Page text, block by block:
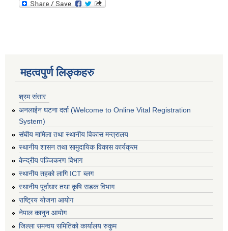
महत्वपुर्ण लिङ्कहरु
श्रम संसार
अनलाईन घटना दर्ता (Welcome to Online Vital Registration
System)
संघीय मामिला तथा स्थानीय विकास मन्त्रालय
स्थानीय शासन तथा सामुदायिक विकास कार्यक्रम
केन्द्रीय पञ्जिकरण विभाग
स्थानीय तहको लागि ICT ब्लग
स्थानीय पूर्वाधार तथा कृषि सडक विभाग
राष्ट्रिय योजना आयोग
नेपाल कानुन आयोग
जिल्ला समन्वय समितिको कार्यालय रुकुम